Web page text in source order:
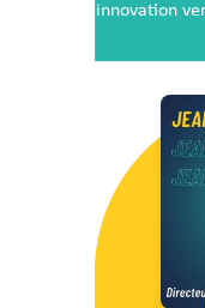
L’innovation